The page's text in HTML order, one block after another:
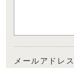
メールアドレ